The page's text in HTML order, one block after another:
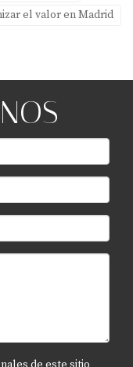
por los
para disfrutar al
en
ayudarte a
lograr una venta
el valor en Madrid